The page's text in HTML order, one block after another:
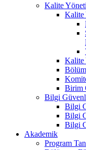
Kalite
Kalite
Kalite
Birim
Bilgi
Bilgi
Bilgi
Bilgi
Akademik
Program